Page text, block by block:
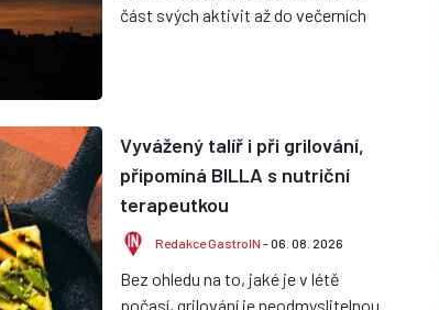
část svých aktivit až do večerních
Vyvážený talíř i při grilování,
připomíná BILLA s nutriční
terapeutkou
Redakce GastroIN - 06. 08. 2026
Bez ohledu na to, jaké je v létě
počasí, grilování je neodmyslitelnou